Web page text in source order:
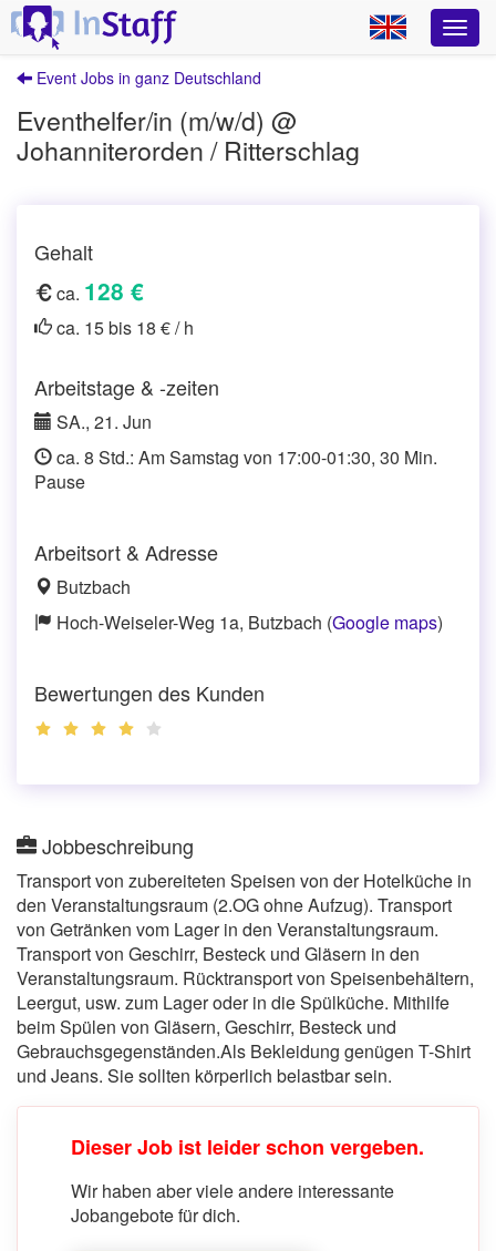
Event Jobs in ganz Deutschland
Eventhelfer/in (m/w/d) @
Johanniterorden / Ritterschlag
Gehalt
ca. 128 €
ca. 15 bis 18 € / h
Arbeitstage & -zeiten
SA., 21. Jun
ca. 8 Std.: Am Samstag von 17:00-01:30, 30 Min.
Pause
Arbeitsort & Adresse
Butzbach
Hoch-Weiseler-Weg 1a, Butzbach (Google maps)
Bewertungen des Kunden
Jobbeschreibung
Transport von zubereiteten Speisen von der Hotelküche in
den Veranstaltungsraum (2.OG ohne Aufzug). Transport
von Getränken vom Lager in den Veranstaltungsraum.
Transport von Geschirr, Besteck und Gläsern in den
Veranstaltungsraum. Rücktransport von Speisenbehältern,
Leergut, usw. zum Lager oder in die Spülküche. Mithilfe
beim Spülen von Gläsern, Geschirr, Besteck und
Gebrauchsgegenständen.Als Bekleidung genügen T-Shirt
und Jeans. Sie sollten körperlich belastbar sein.
Dieser Job ist leider schon vergeben.
Wir haben aber viele andere interessante
Jobangebote für dich.